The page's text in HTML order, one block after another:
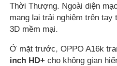
Thời Thượng. Ngoài diện
mang lại trải nghiệm trên
3D mềm mại.
Ở mặt trước, OPPO A16k
inch HD+ cho không gian